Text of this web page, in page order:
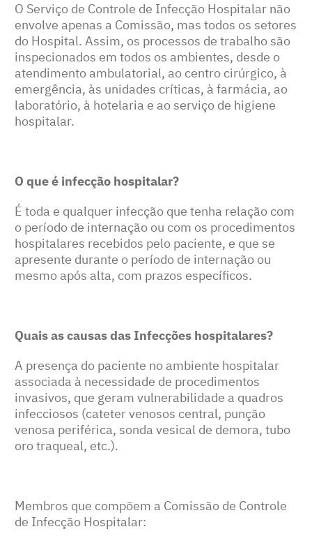
O Serviço de Controle de Infecção Hospitalar não
envolve apenas a Comissão, mas todos os setores
do Hospital. Assim, os processos de trabalho são
inspecionados em todos os ambientes, desde o
atendimento ambulatorial, ao centro cirúrgico, à
emergência, às unidades críticas, à farmácia, ao
laboratório, à hotelaria e ao serviço de higiene
hospitalar.
O que é infecção hospitalar?
É toda e qualquer infecção que tenha relação com
o período de internação ou com os procedimentos
hospitalares recebidos pelo paciente, e que se
apresente durante o período de internação ou
mesmo após alta, com prazos específicos.
Quais as causas das Infecções hospitalares?
A presença do paciente no ambiente hospitalar
associada à necessidade de procedimentos
invasivos, que geram vulnerabilidade a quadros
infecciosos (cateter venosos central, punção
venosa periférica, sonda vesical de demora, tubo
oro traqueal, etc.).
Membros que compõem a Comissão de Controle
de Infecção Hospitalar: